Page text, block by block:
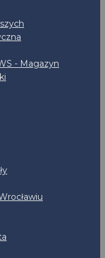
- Magazyn